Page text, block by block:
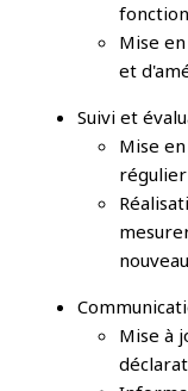
Mise
et
Suivi et
Mise
Mise à